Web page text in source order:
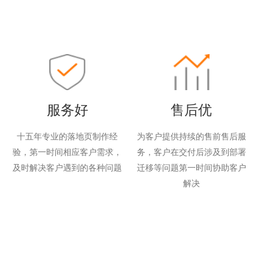
服务好
十五年专业的落地页制作经
验，第一时间相应客户需求，
及时解决客户遇到的各种问题
售后优
为客户提供持续的售前售后服
务，客户在交付后涉及到部署
迁移等问题第一时间协助客户
解决